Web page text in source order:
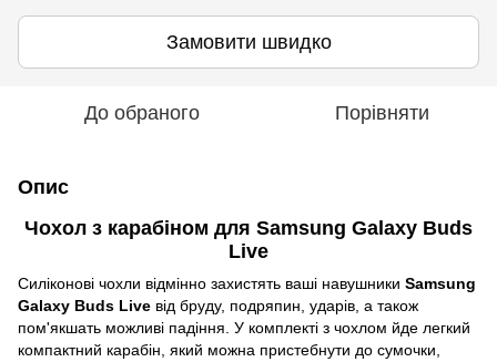
Замовити швидко
До обраного Порівняти
Опис
Чохол з карабіном для Samsung Galaxy Buds
Live
Силіконові чохли відмінно захистять ваші навушники Samsung
Galaxy Buds Live від бруду, подряпин, ударів, а також
пом'якшать можливі падіння. У комплекті з чохлом йде легкий
компактний карабін, який можна пристебнути до сумочки,